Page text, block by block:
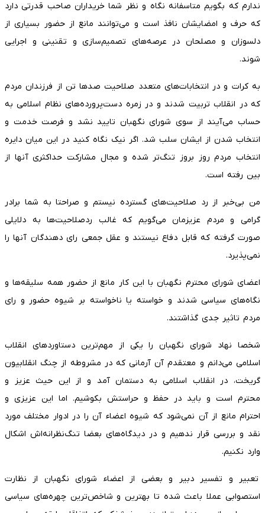
ندارم که بگویم متاسفانه نگاه و نظر شما خریداران صاحب قدرتی دارد
که حرف و امضایشان نافذ است و می‌توانند مانع از حضور بسیاری از
دلسوزان و مصلحان در عرصه‌های تصمیم‌سازی و تقنینی و اجرایی
شوند.
به کرات و در انتخابات‌های متعدد صلاحیت صدها تن از فرزندان مردم
که در انقلاب تربیت شدند و در زمره دست‌پرورده‌های نظام اسلامی به
حساب می‌آیند از سوی شورای نگهبان تایید نشد و فرصت خدمت و
انتخاب شدن از ایشان سلب شد. اگر نیک نگاه کنید در این میان دایره
انتخاب مردم روز بروز تنگ‌تر شده و مجال مشارکت حداکثری آنها از
بین رفته است.
من بی‌خبر از رد صلاحیت‌های گسترده نیستم و صراحتا به شما برادر
گرامی و مردم عزیزمان می‌گویم که غالب ردصلاحیت‌ها به دلایلی
صورت گرفته که قابل دفاع نیستند و عقل جمعی رای دهندگان آنها را
نمی‌پذیرد.
اعضای شورای محترم نگهبان با این کار مانع از حضور همه سلیقه‌ها و
نگاه‌های سیاسی شدند و خواسته یا ناخواسته بر شیوه حضور و رای
مردم تاثیر جدی گذاشتند.
شخصا نهاد شورای نگهبان را یکی از مهم‌ترین دستاوردهای انقلاب
اسلامی می‌دانم و معتقدم آن آرمانی که در مشروطه از چنگ انقلابیون
گریخت، در انقلاب اسلامی به دستمان آمد و از این حیث عزیز و
محترم است و باید در حفظ و حراستش بکوشیم. اما این عزیزی و
احترام مانع از آن نمی‌شود که شیوه‌ اعضاء آن را در ادوار مختلف مورد
نقد و بررسی قرار ندهیم و در دیدگاه‌های بعضا تنگ‌نظرانه‌اش اشکال
وارد نکنیم.
تعبیر و تفسیر دبیر و بعضی از اعضاء شورای نگهبان از نظارت
استصوابی عملا باعث شده تا بهترین و شاخص‌ترین چهره‌های سیاسی